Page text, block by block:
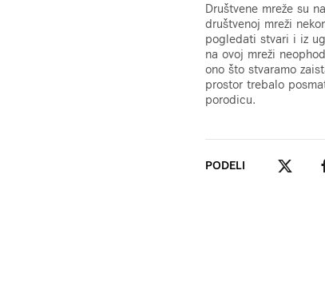
Društvene mreže su
društvenoj mreži
pogledati stvari i iz
na ovoj mreži
ono što stvaramo
prostor trebalo
porodicu.
PODELI